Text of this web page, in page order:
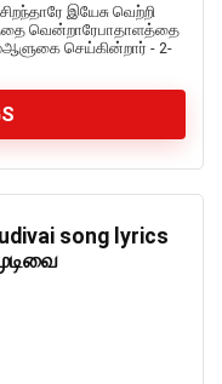
இயேசு வெற்றி
வென்றாரேபாதாளத்தை
செய்கின்றார் - 2-
song lyrics